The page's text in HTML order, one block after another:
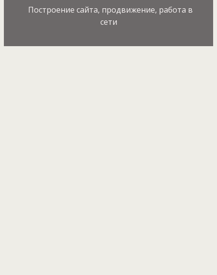
Построение сайта, продвижение, работа в
сети